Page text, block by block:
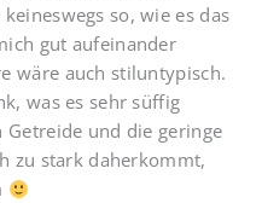
so, wie es das
gut aufeinander
wäre auch stiluntypisch.
was es sehr süffig
Getreide und die geringe
zu stark daherkommt,